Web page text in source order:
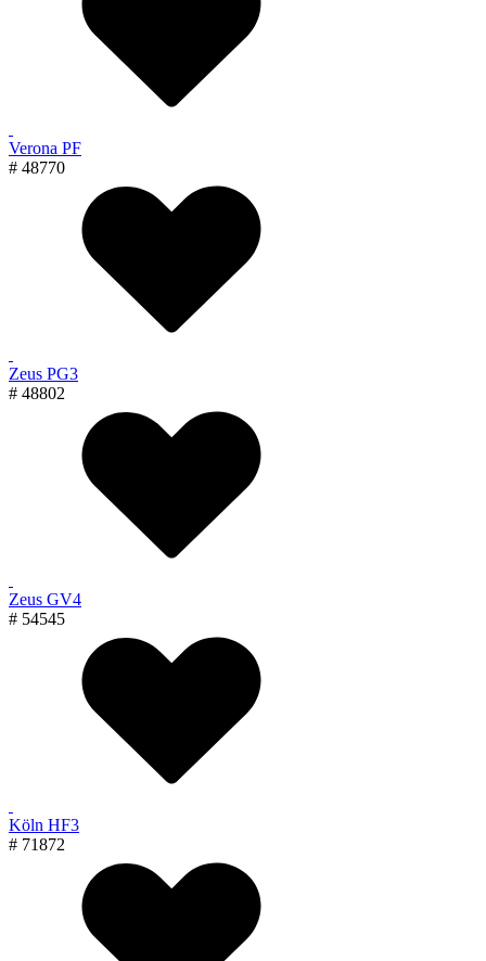
Verona PF
# 48770
Zeus PG3
# 48802
Zeus GV4
# 54545
Köln HF3
# 71872